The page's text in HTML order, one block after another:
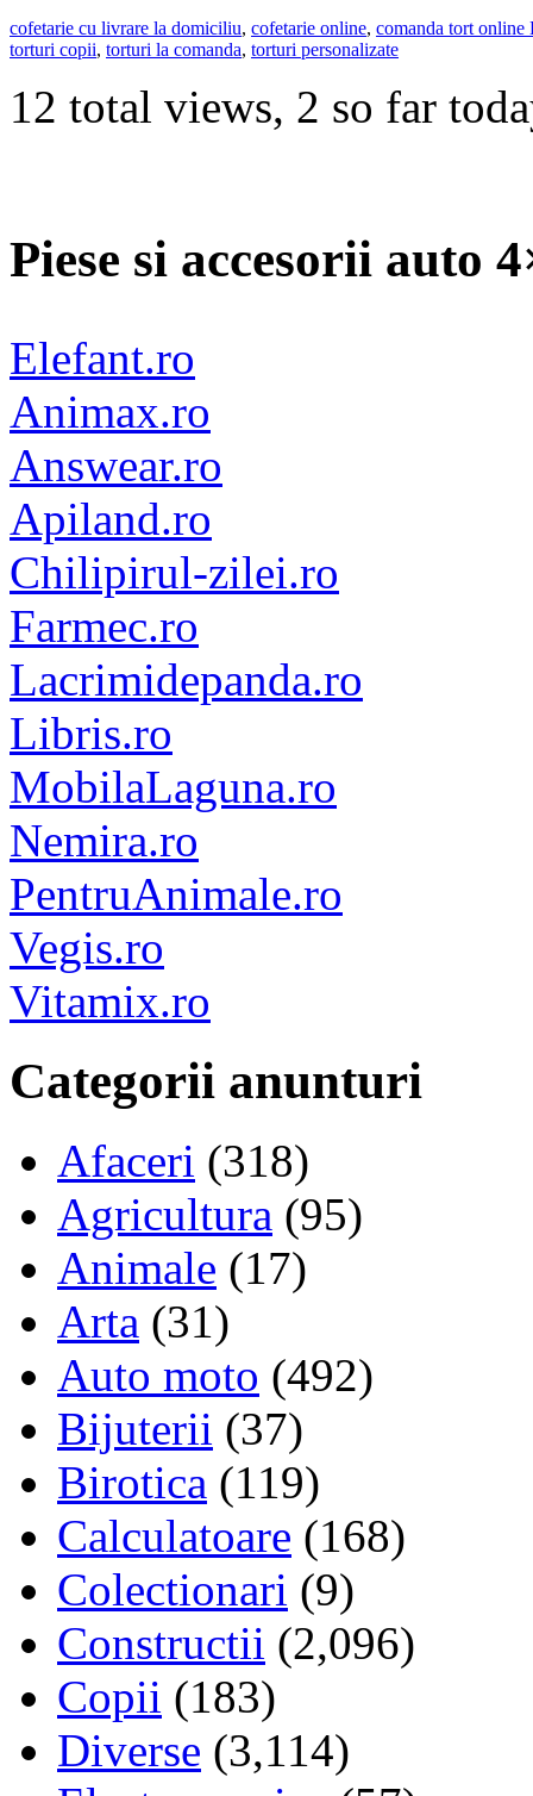
cofetarie cu livrare la domiciliu, cofetarie online, comanda tort online
torturi copii, torturi la comanda, torturi personalizate
12 total views, 2 so far
Piese si accesorii auto
Elefant.ro
Animax.ro
Answear.ro
Apiland.ro
Chilipirul-zilei.ro
Farmec.ro
Lacrimidepanda.ro
Libris.ro
MobilaLaguna.ro
Nemira.ro
PentruAnimale.ro
Vegis.ro
Vitamix.ro
Categorii anunturi
Afaceri (318)
Agricultura (95)
Animale (17)
Arta (31)
Auto moto (492)
Bijuterii (37)
Birotica (119)
Calculatoare (168)
Colectionari (9)
Constructii (2,096)
Copii (183)
Diverse (3,114)